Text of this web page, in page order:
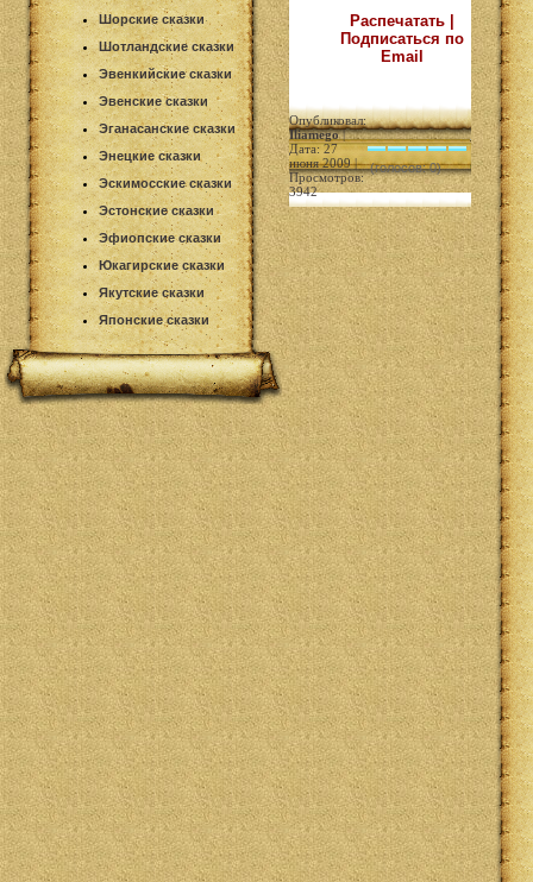
Шорские сказки
Шотландские сказки
Эвенкийские сказки
Эвенские сказки
Эганасанские сказки
Энецкие сказки
Эскимосские сказки
Эстонские сказки
Эфиопские сказки
Юкагирские сказки
Якутские сказки
Японские сказки
Распечатать |
Подписаться по
Email
Опубликовал:
Iliamego|
Дата: 27
июня 2009 |
Просмотров:
3942
(голосов: 0)